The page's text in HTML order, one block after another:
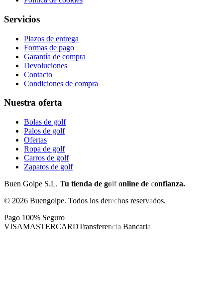
Servicios
Plazos de entrega
Formas de pago
Garantía de compra
Devoluciones
Contacto
Condiciones de compra
Nuestra oferta
Bolas de golf
Palos de golf
Ofertas
Ropa de golf
Carros de golf
Zapatos de golf
Buen Golpe S.L. Tu tienda de golf online de confianza.
© 2026 Buengolpe. Todos los derechos reservados.
Pago 100% Seguro
VISAMASTERCARDTransferencia Bancaria